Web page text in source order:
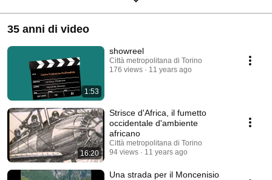
35 anni di video
1:53
showreel
Città metropolitana di Torino
176 views
11 years ago
16:20
Strisce d'Africa, il fumetto
occidentale d'ambiente
africano
Città metropolitana di Torino
94 views
11 years ago
Una strada per il Moncenisio